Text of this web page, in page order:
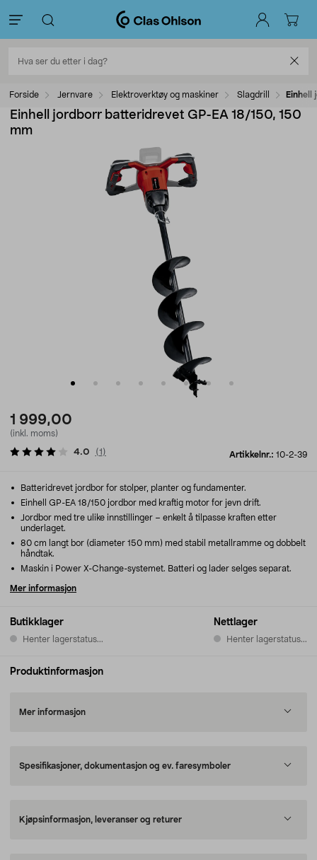
Forside Jernvare Elektroverktøy og maskiner Slagdrill Einhell
Einhell jordborr batteridrevet GP-EA 18/150, 150
mm
1 999,00
(inkl. moms)
Artikkelnr.: 10-2-39
4.0 (1 )
Butikklager
Henter lagerstatus...
Nettlager
Henter lagerstatus...
Batteridrevet jordbor for stolper, planter og fundamenter.
Einhell GP-EA 18/150 jordbor med kraftig motor for jevn drift.
Jordbor med tre ulike innstillinger – enkelt å tilpasse kraften etter
underlaget.
80 cm langt bor (diameter 150 mm) med stabil metallramme og dobbelt
håndtak.
Maskin i Power X-Change-systemet. Batteri og lader selges separat.
Mer informasjon
Produktinformasjon
Mer informasjon
Spesifikasjoner, dokumentasjon og ev. faresymboler
Kjøpsinformasjon, leveranser og returer